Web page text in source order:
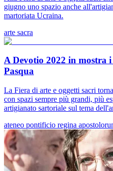
giugno uno spazio anche
martoriata Ucraina.
arte sacra
A Devotio 2022 in mostra
Pasqua
La Fiera di arte e oggetti sacri
con spazi sempre più grandi, più
artigianato sartoriale sul tema
ateneo pontificio regina